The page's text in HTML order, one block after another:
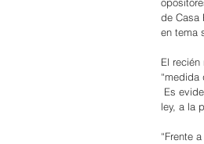
de Casa
en tema
El
“medida
Es
ley, a la
“Frente